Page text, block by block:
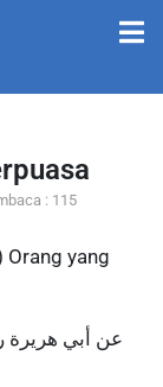
: 115
yang
عن أبي هريرة